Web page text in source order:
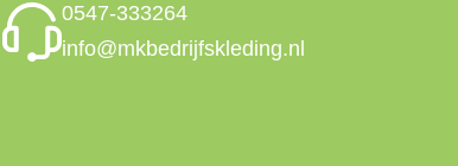
0547-333264
info@mkbedrijfskleding.nl